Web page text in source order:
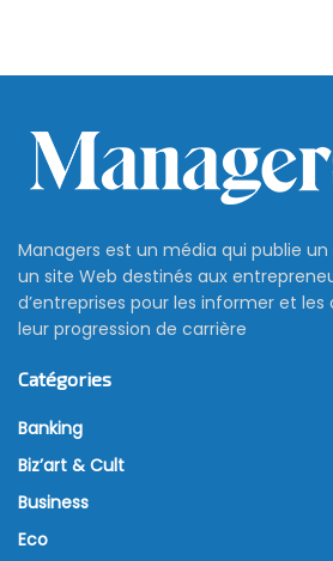
Managers est un média qui publie
un site Web destinés aux
d’entreprises pour les informer et
leur progression de carrière
Catégories
Banking
Biz’art & Cult
Business
Eco